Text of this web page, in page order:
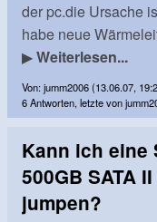
der pc.die Ursache
habe neue
▶Weiterlesen...
Von: jumm2006 (13.06.07,
6 Antworten, letzte von
Kann ich eine
500GB SATA
jumpen?